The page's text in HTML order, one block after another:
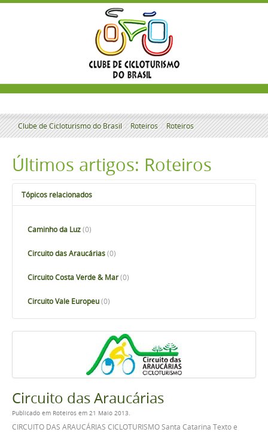
Clube de Cicloturismo do Brasil / Roteiros / Roteiros
Últimos artigos: Roteiros
Tópicos relacionados
Caminho da Luz(0)
Circuito das Araucárias(0)
Circuito Costa Verde & Mar(0)
Circuito Vale Europeu(0)
Circuito das Araucárias
Publicado em Roteiros em 21 Maio 2013.
CIRCUITO DAS ARAUCÁRIAS CICLOTURISMO Santa Catarina Texto e